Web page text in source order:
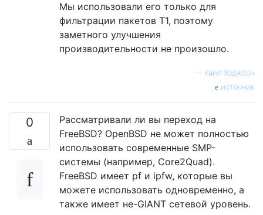
Мы использовали его только для
фильтрации пакетов T1, поэтому
заметного улучшения
производительности не произошло.
— Кайл Ходжсон
источник
0
Рассматривали ли вы переход на
FreeBSD? OpenBSD не может полностью
использовать современные SMP-
системы (например, Core2Quad).
FreeBSD имеет pf и ipfw, которые вы
можете использовать одновременно, а
также имеет не-GIANT сетевой уровень.